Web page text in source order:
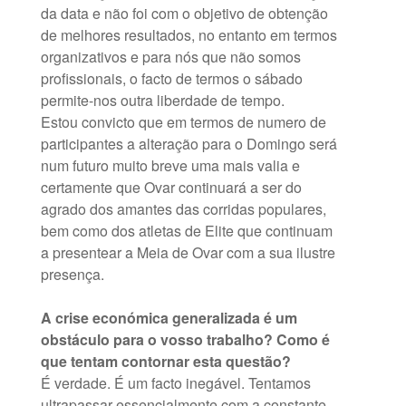
da data e não foi com o objetivo de obtenção
de melhores resultados, no entanto em termos
organizativos e para nós que não somos
profissionais, o facto de termos o sábado
permite-nos outra liberdade de tempo.
Estou convicto que em termos de numero de
participantes a alteração para o Domingo será
num futuro muito breve uma mais valia e
certamente que Ovar continuará a ser do
agrado dos amantes das corridas populares,
bem como dos atletas de Elite que continuam
a presentear a Meia de Ovar com a sua ilustre
presença.
A crise económica generalizada é um
obstáculo para o vosso trabalho? Como é
que tentam contornar esta questão?
É verdade. É um facto inegável. Tentamos